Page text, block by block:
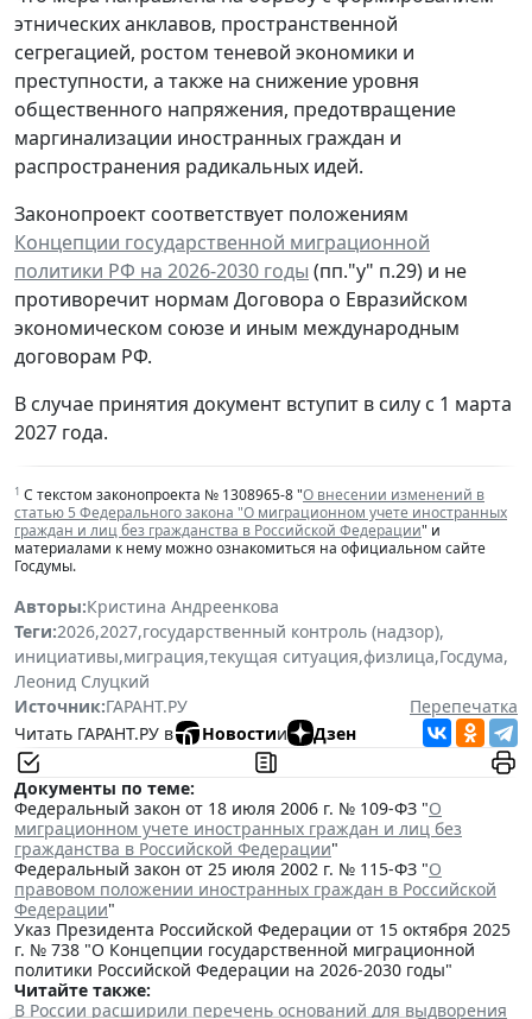
этнических анклавов, пространственной
сегрегацией, ростом теневой экономики и
преступности, а также на снижение уровня
общественного напряжения, предотвращение
маргинализации иностранных граждан и
распространения радикальных идей.
Законопроект соответствует положениям
Концепции государственной миграционной
политики РФ на 2026-2030 годы (пп."у" п.29) и не
противоречит нормам Договора о Евразийском
экономическом союзе и иным международным
договорам РФ.
В случае принятия документ вступит в силу с 1 марта
2027 года.
1 С текстом законопроекта № 1308965-8 "О внесении изменений в
статью 5 Федерального закона "О миграционном учете иностранных
граждан и лиц без гражданства в Российской Федерации" и
материалами к нему можно ознакомиться на официальном сайте
Госдумы.
Авторы:Кристина Андреенкова
Теги:2026,2027,государственный контроль (надзор),
инициативы,миграция,текущая ситуация,физлица,Госдума,
Леонид Слуцкий
Источник:ГАРАНТ.РУ
Перепечатка
Читать ГАРАНТ.РУ в
Новостии Дзен
Документы по теме:
Федеральный закон от 18 июля 2006 г. № 109-ФЗ "О
миграционном учете иностранных граждан и лиц без
гражданства в Российской Федерации"
Федеральный закон от 25 июля 2002 г. № 115-ФЗ "О
правовом положении иностранных граждан в Российской
Федерации"
Указ Президента Российской Федерации от 15 октября 2025
г. № 738 "О Концепции государственной миграционной
политики Российской Федерации на 2026-2030 годы"
Читайте также:
В России расширили перечень оснований для выдворения